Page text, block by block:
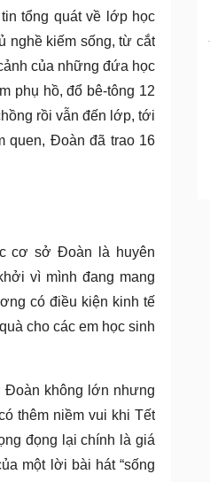
tổng quát về lớp học
nghề kiếm sống, từ cắt
của những đứa học
phụ hồ, đổ bê-tông 12
rồi vẫn đến lớp, tới
quen, Đoàn đã trao 16
cơ sở Đoàn là huyên
vì mình đang mang
có điều kiện kinh tế
cho các em học sinh
Đoàn không lớn nhưng
thêm niềm vui khi Tết
đọng lại chính là giá
một lời bài hát “sống